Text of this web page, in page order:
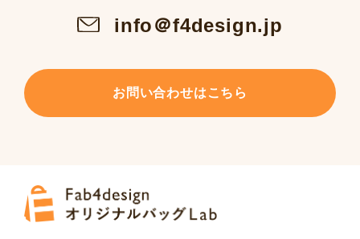
info＠f4design.jp
お問い合わせはこちら